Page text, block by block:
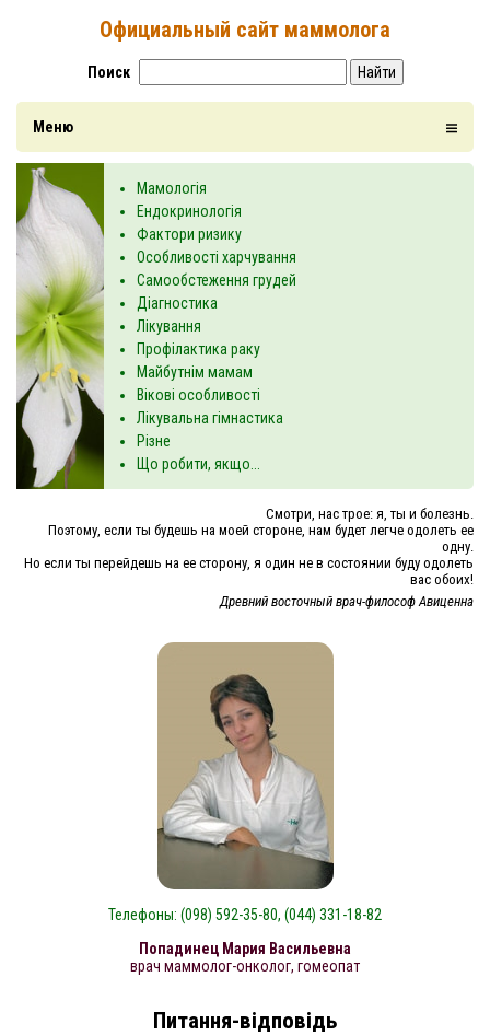
Официальный сайт маммолога
Поиск Найти
Меню
Мамологія
Ендокринологія
Фактори ризику
Особливості харчування
Самообстеження грудей
Діагностика
Лікування
Профілактика раку
Майбутнім мамам
Вікові особливості
Лікувальна гімнастика
Різне
Що робити, якщо...
Смотри, нас трое: я, ты и болезнь.
Поэтому, если ты будешь на моей стороне, нам будет легче одолеть ее
одну.
Но если ты перейдешь на ее сторону, я один не в состоянии буду одолеть
вас обоих!
Древний восточный врач-философ Авиценна
Телефоны: (098) 592-35-80, (044) 331-18-82
Попадинец Мария Васильевна
врач маммолог-онколог, гомеопат
Питання-відповідь